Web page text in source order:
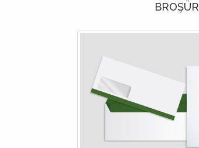
BROŞÜR